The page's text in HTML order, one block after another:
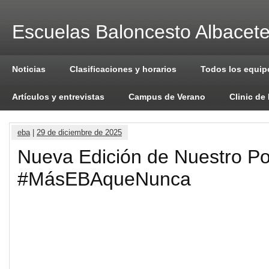
Escuelas Baloncesto
Noticias Clasificaciones y horarios Todos los
Artículos y entrevistas Campus de Verano Clinic de
eba| 29 de diciembre de 2025
Nueva Edición de Nuestro
#MásEBAqueNunca